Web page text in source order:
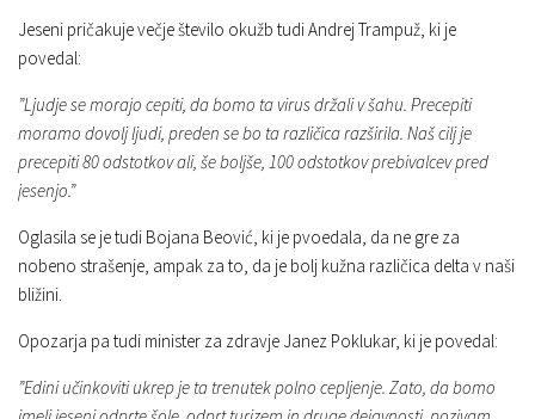
Jeseni pričakuje večje število okužb tudi Andrej Trampuž, ki je
povedal:
”Ljudje se morajo cepiti, da bomo ta virus držali v šahu. Precepiti
moramo dovolj ljudi, preden se bo ta različica razširila. Naš cilj je
precepiti 80 odstotkov ali, še boljše, 100 odstotkov prebivalcev pred
jesenjo.”
Oglasila se je tudi Bojana Beović, ki je pvoedala, da ne gre za
nobeno strašenje, ampak za to, da je bolj kužna različica delta v naši
bližini.
Opozarja pa tudi minister za zdravje Janez Poklukar, ki je povedal:
”Edini učinkoviti ukrep je ta trenutek polno cepljenje. Zato, da bomo